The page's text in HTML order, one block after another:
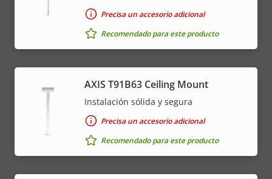
Precisa un accesorio adicional
Recomendado para este producto
AXIS T91B63 Ceiling Mount
Instalación sólida y segura
Precisa un accesorio adicional
Recomendado para este producto